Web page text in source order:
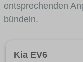
entsprechenden
bündeln.
Kia EV6